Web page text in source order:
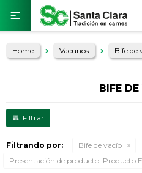

Home Vacunos Bife de
BIFE
Filtrando por:
Bife de vacío
Presentación de producto: Producto